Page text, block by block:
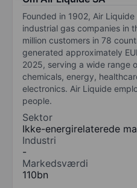
Founded in 1902, Air
industrial gas companies in
million customers in 78
generated approximately
2025, serving a wide range
chemicals, energy,
electronics. Air Liquide
people.
Sektor
Ikke-energirelaterede
Industri
-
Markedsværdi
110bn